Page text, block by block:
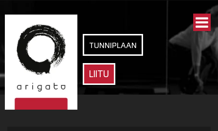
TUNNIPLAAN
LIITU
SPORDIKLUBI